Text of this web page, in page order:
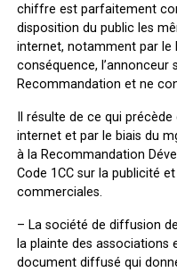
chiffre est parfaitement
disposition du public les
internet, notamment par le
conséquence, l’annonceur
Recommandation et ne
Il résulte de ce qui
internet et par le biais du
à la Recommandation
Code 1CC sur la publicité
commerciales.
– La société de diffusion
la plainte des associations
document diffusé qui